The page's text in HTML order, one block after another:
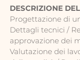
DESCRIZIONE
Progettazione di
Dettagli tecnici /
approvazione dei
Valutazione dei